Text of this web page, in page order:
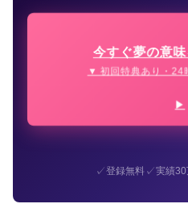
今すぐ夢の意
▼ 初回特典あり・24
✓登録無料✓実績30